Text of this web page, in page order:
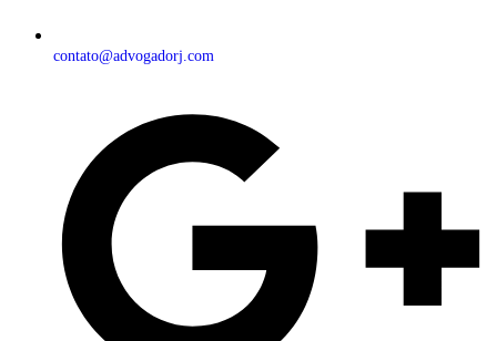
contato@advogadorj.com